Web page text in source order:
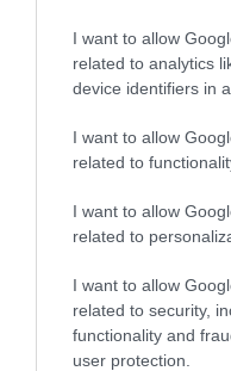
I want to allow
related to analytics
device identifiers in
I want to allow
related to
I want to allow
related to
I want to allow
related to security,
functionality and
user protection.
κατέστρεψε
μεγαλύτερα
(βίντεο)